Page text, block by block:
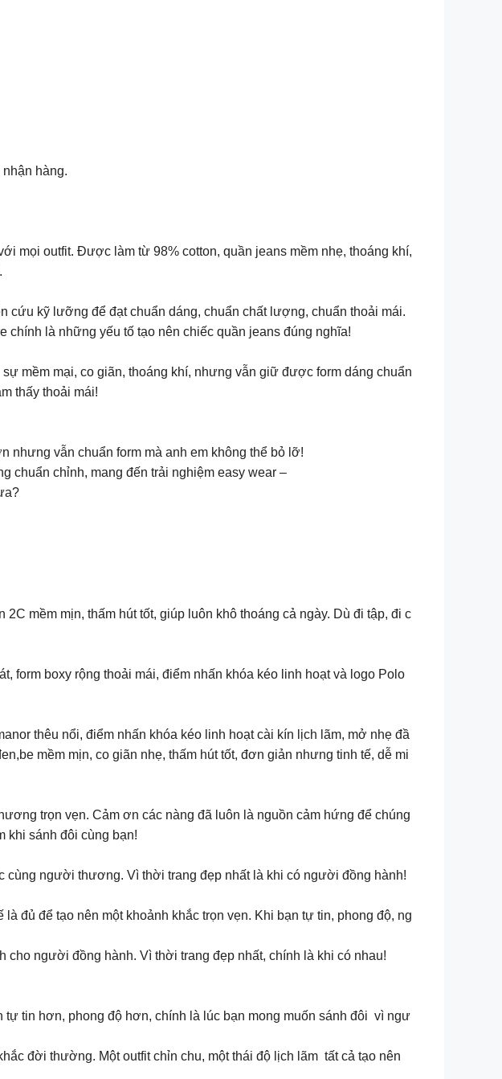
hàng.
mọi outfit. Được làm từ 98% cotton, quần jeans mềm nhẹ, thoáng khí,
kỹ lưỡng để đạt chuẩn dáng, chuẩn chất lượng, chuẩn thoải mái.
chính là những yếu tố tạo nên chiếc quần jeans đúng nghĩa!
mềm mại, co giãn, thoáng khí, nhưng vẫn giữ được form dáng chuẩn
thấy thoải mái!
nhưng vẫn chuẩn form mà anh em không thể bỏ lỡ!
chuẩn chỉnh, mang đến trải nghiệm easy wear –
mềm mịn, thấm hút tốt, giúp luôn khô thoáng cả ngày. Dù đi tập, đi c
form boxy rộng thoải mái, điểm nhấn khóa kéo linh hoạt và logo Polo
thêu nổi, điểm nhấn khóa kéo linh hoạt cài kín lịch lãm, mở nhẹ đầ
mềm mịn, co giãn nhẹ, thấm hút tốt, đơn giản nhưng tinh tế, dễ mi
trọn vẹn. Cảm ơn các nàng đã luôn là nguồn cảm hứng để chúng
khi sánh đôi cùng bạn!
người thương. Vì thời trang đẹp nhất là khi có người đồng hành!
đủ để tạo nên một khoảnh khắc trọn vẹn. Khi bạn tự tin, phong độ, ng
cho người đồng hành. Vì thời trang đẹp nhất, chính là khi có nhau!
tự tin hơn, phong độ hơn, chính là lúc bạn mong muốn sánh đôi vì ngư
đời thường. Một outfit chỉn chu, một thái độ lịch lãm tất cả tạo nên